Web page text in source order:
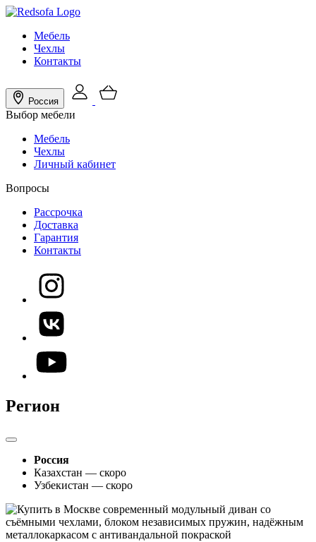
Мебель
Чехлы
Контакты
Россия
Выбор мебели
Мебель
Чехлы
Личный кабинет
Вопросы
Рассрочка
Доставка
Гарантия
Контакты
Регион
Россия
Казахстан — скоро
Узбекистан — скоро